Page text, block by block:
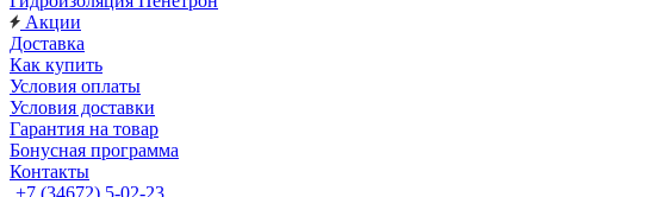
Акции
Доставка
Как купить
Условия оплаты
Условия доставки
Гарантия на товар
Бонусная программа
Контакты
+7 (34672) 5-02-23